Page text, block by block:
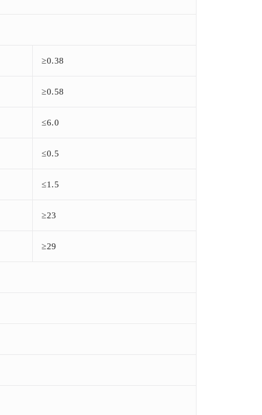
≥0.38
≥0.58
≤6.0
≤0.5
≤1.5
≥23
≥29